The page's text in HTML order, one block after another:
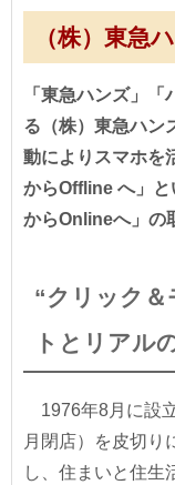
（株）東急
「東急ハンズ」
る（株）東急ハン
動によりスマホを
からOffline へ」
からOnlineへ」の
“クリック＆
トとリアル
1976年8月に設
月閉店）を皮切り
し、住まいと住生